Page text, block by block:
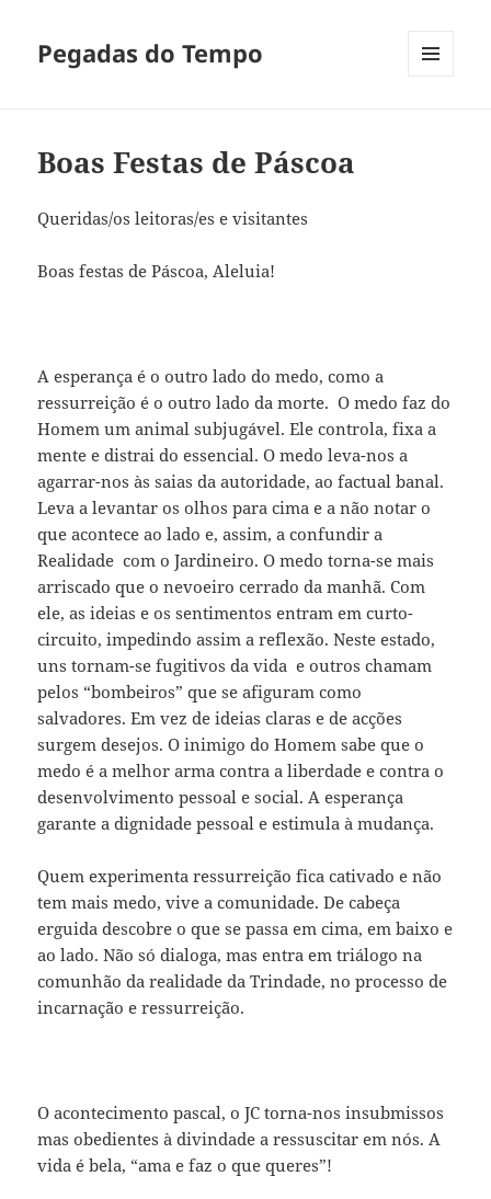
Pegadas do Tempo
Boas Festas de Páscoa
Queridas/os leitoras/es e visitantes
Boas festas de Páscoa, Aleluia!
A esperança é o outro lado do medo, como a
ressurreição é o outro lado da morte. O medo faz do
Homem um animal subjugável. Ele controla, fixa a
mente e distrai do essencial. O medo leva-nos a
agarrar-nos às saias da autoridade, ao factual banal.
Leva a levantar os olhos para cima e a não notar o
que acontece ao lado e, assim, a confundir a
Realidade com o Jardineiro. O medo torna-se mais
arriscado que o nevoeiro cerrado da manhã. Com
ele, as ideias e os sentimentos entram em curto-
circuito, impedindo assim a reflexão. Neste estado,
uns tornam-se fugitivos da vida e outros chamam
pelos “bombeiros” que se afiguram como
salvadores. Em vez de ideias claras e de acções
surgem desejos. O inimigo do Homem sabe que o
medo é a melhor arma contra a liberdade e contra o
desenvolvimento pessoal e social. A esperança
garante a dignidade pessoal e estimula à mudança.
Quem experimenta ressurreição fica cativado e não
tem mais medo, vive a comunidade. De cabeça
erguida descobre o que se passa em cima, em baixo e
ao lado. Não só dialoga, mas entra em triálogo na
comunhão da realidade da Trindade, no processo de
incarnação e ressurreição.
O acontecimento pascal, o JC torna-nos insubmissos
mas obedientes à divindade a ressuscitar em nós. A
vida é bela, “ama e faz o que queres”!